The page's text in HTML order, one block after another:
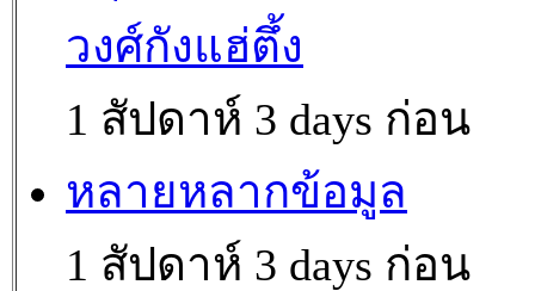
วงศ์กังแฮ่ตึ้ง
1 สัปดาห์ 3 days ก่อน
หลายหลากข้อมูล
1 สัปดาห์ 3 days ก่อน